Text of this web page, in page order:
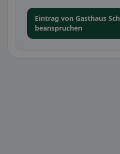
Eintrag von Gasthaus
beanspruchen